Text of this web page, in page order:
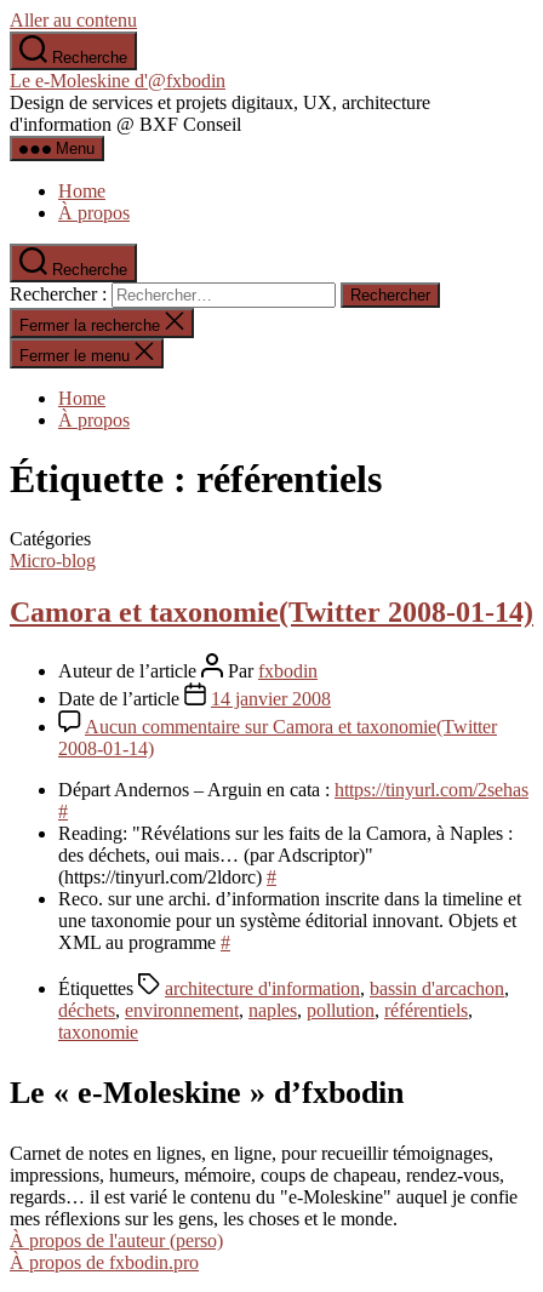
Aller au contenu
Recherche
Le e-Moleskine d'@fxbodin
Design de services et projets digitaux, UX, architecture
d'information @ BXF Conseil
Menu
Home
À propos
Recherche
Rechercher :
Fermer la recherche
Fermer le menu
Home
À propos
Étiquette : référentiels
Catégories
Micro-blog
Camora et taxonomie(Twitter 2008-01-14)
Auteur de l’article Parfxbodin
Date de l’article
14 janvier 2008
Aucun commentaire sur Camora et taxonomie(Twitter
2008-01-14)
Départ Andernos – Arguin en cata : https://tinyurl.com/2sehas
#
Reading: "Révélations sur les faits de la Camora, à Naples :
des déchets, oui mais… (par Adscriptor)"
(https://tinyurl.com/2ldorc) #
Reco. sur une archi. d’information inscrite dans la timeline et
une taxonomie pour un système éditorial innovant. Objets et
XML au programme #
Étiquettes architecture d'information, bassin d'arcachon,
déchets, environnement, naples, pollution, référentiels,
taxonomie
Le « e-Moleskine » d’fxbodin
Carnet de notes en lignes, en ligne, pour recueillir témoignages,
impressions, humeurs, mémoire, coups de chapeau, rendez-vous,
regards… il est varié le contenu du "e-Moleskine" auquel je confie
mes réflexions sur les gens, les choses et le monde.
À propos de l'auteur (perso)
À propos de fxbodin.pro